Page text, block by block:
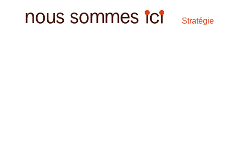
nous sommes
nous sommes Stratégie